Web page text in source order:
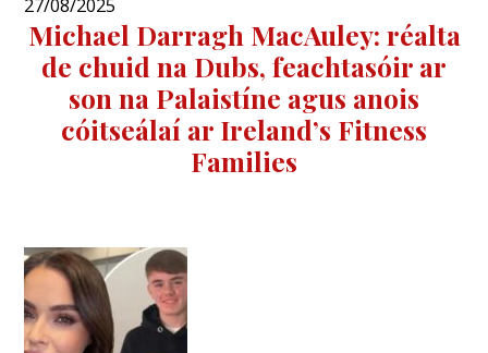
27/08/2025
Michael Darragh MacAuley: réalta
de chuid na Dubs, feachtasóir ar
son na Palaistíne agus anois
cóitseálaí ar Ireland’s Fitness
Families